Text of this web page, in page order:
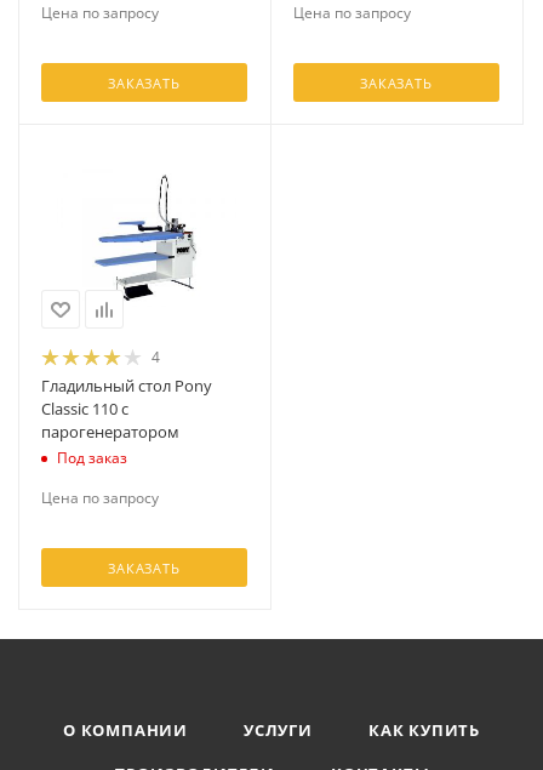
Цена по запросу
ЗАКАЗАТЬ
Цена по запросу
ЗАКАЗАТЬ
4
Гладильный стол Pony
Classic 110 с
парогенератором
Под заказ
Цена по запросу
ЗАКАЗАТЬ
О КОМПАНИИ УСЛУГИ
КАК КУПИТЬ